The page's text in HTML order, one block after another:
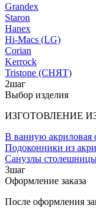
Grandex
Staron
Hanex
Hi-Macs (LG)
Corian
Kerrock
Tristone (СНЯТ)
2шаг
Выбор изделия
ИЗГОТОВЛЕНИЕ
В ванную акриловая
Подоконники из
Санузлы
3шаг
Оформление заказа
После оформления